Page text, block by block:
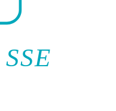
SSE